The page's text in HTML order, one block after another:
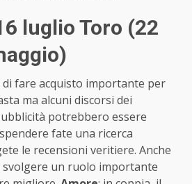
luglio Toro (22
di fare acquisto importante per
ma alcuni discorsi dei
potrebbero essere
fate una ricerca
le recensioni veritiere. Anche
un ruolo importante